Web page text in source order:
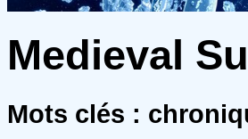
Medieval
Mots clés :